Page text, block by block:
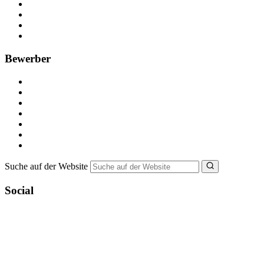
Bewerber
Suche auf der Website
Social